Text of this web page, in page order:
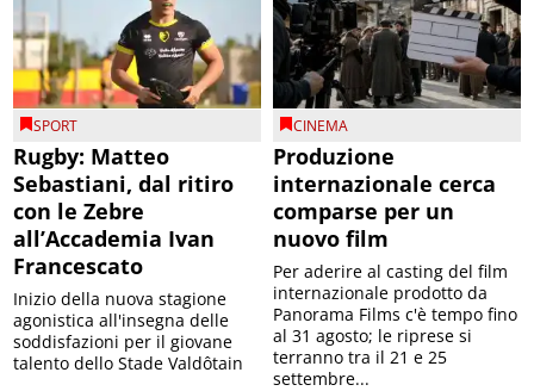
SPORT
Rugby: Matteo
Sebastiani, dal ritiro
con le Zebre
all’Accademia Ivan
Francescato
Inizio della nuova stagione
agonistica all'insegna delle
soddisfazioni per il giovane
talento dello Stade Valdôtain
CINEMA
Produzione
internazionale cerca
comparse per un
nuovo film
Per aderire al casting del film
internazionale prodotto da
Panorama Films c'è tempo fino
al 31 agosto; le riprese si
terranno tra il 21 e 25
settembre...